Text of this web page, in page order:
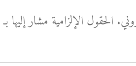
الحقول الإلزامية مشار إليها بـ